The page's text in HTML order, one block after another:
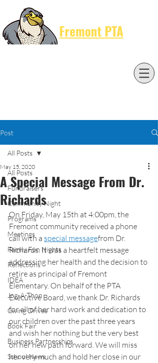
Fremont PTA
Post
All Posts
Fundraisers
Community Night
Programs
Meetings
Family Fun Nights
Reflections
IDEA
Jog-A-Thon
Giving Drives
Book Fair
Business Partnerships
School News
All Posts
A Special Message From Dr.
Richards
May 15, 2020
On Friday, May 15th at 4:00pm, the
Fremont community received a phone
call with a special messagefrom Dr.
Richards. It was a heartfelt message
addressing her health and the decision to
retire as principal of Fremont
Elementary. On behalf of the PTA
Executive Board, we thank Dr. Richards
for all of her hard work and dedication to
our children over the past three years
and wish her nothing but the very best
on her new path forward. We will miss
her very much and hold her close in our